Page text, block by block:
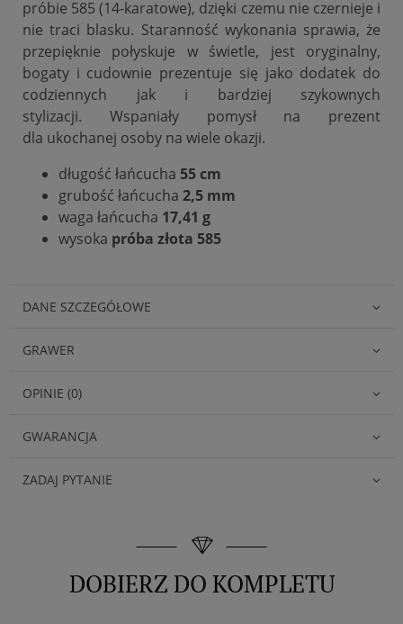
próbie 585 (14-karatowe), dzięki czemu nie czernieje i
nie traci blasku. Staranność wykonania sprawia, że
przepięknie połyskuje w świetle, jest oryginalny,
bogaty i cudownie prezentuje się jako dodatek do
codziennych jak i bardziej szykownych
stylizacji. Wspaniały pomysł na prezent
dla ukochanej osoby na wiele okazji.
długość łańcucha 55cm
grubość łańcucha 2,5 mm
waga łańcucha 17,41 g
wysoka próba złota 585
DANE SZCZEGÓŁOWE
GRAWER
OPINIE (0)
GWARANCJA
ZADAJ PYTANIE
DOBIERZ DO KOMPLETU